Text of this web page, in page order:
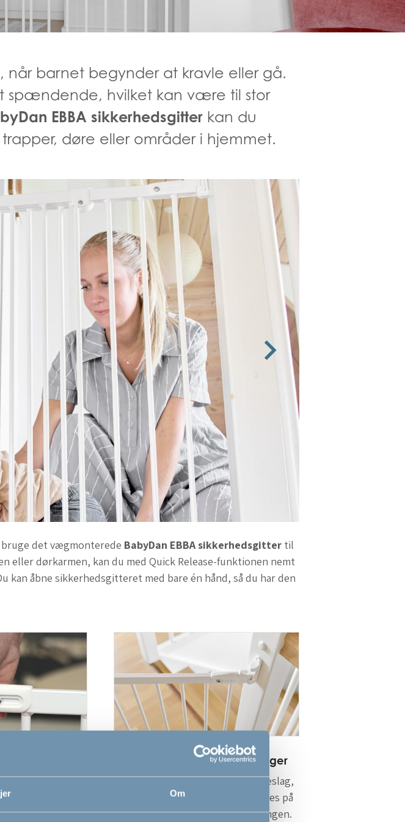
Om
når barnet begynder at kravle eller gå.
spændende, hvilket kan være til stor
EBBA sikkerhedsgitterkan du
døre eller områder i hjemmet.
det vægmonterede BabyDan EBBA sikkerhedsgitter til
dørkarmen, kan du med Quick Release-funktionen nemt
åbne sikkerhedsgitteret med bare én hånd, så du har den
fast til væggen
den unikke og
Passer til stort set alle åbninger
Gitteret har ultrafleksible vægbeslag,
som gør at det både kan monteres på
indersiden og ydersiden af åbningen.